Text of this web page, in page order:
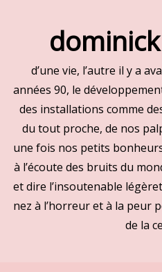
d’une vie, l’autre il y a
années 90, le
des installations comme
du tout proche, de nos
une fois nos petits
à l’écoute des bruits du
et dire l’insoutenable
nez à l’horreur et à la peur
de la